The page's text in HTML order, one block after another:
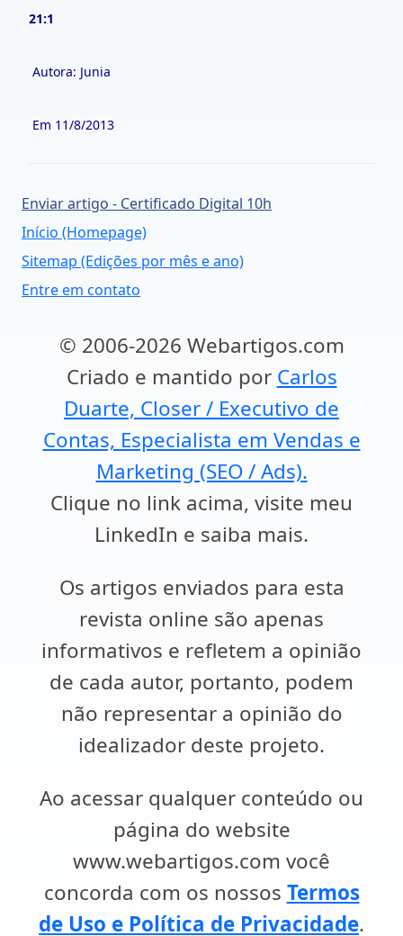
21:1
Autora: Junia
Em 11/8/2013
Enviar artigo - Certificado Digital 10h
Início (Homepage)
Sitemap (Edições por mês e ano)
Entre em contato
© 2006-2026 Webartigos.com
Criado e mantido por Carlos
Duarte, Closer / Executivo de
Contas, Especialista em Vendas e
Marketing (SEO / Ads).
Clique no link acima, visite meu
LinkedIn e saiba mais.
Os artigos enviados para esta
revista online são apenas
informativos e refletem a opinião
de cada autor, portanto, podem
não representar a opinião do
idealizador deste projeto.
Ao acessar qualquer conteúdo ou
página do website
www.webartigos.com você
concorda com os nossos Termos
de Uso e Política de Privacidade.